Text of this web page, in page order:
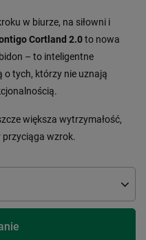
w biurze, na siłowni i
Cortland 2.0to nowa
– to inteligentne
o tych, którzy nie uznają
większa wytrzymałość,
przyciąga wzrok.